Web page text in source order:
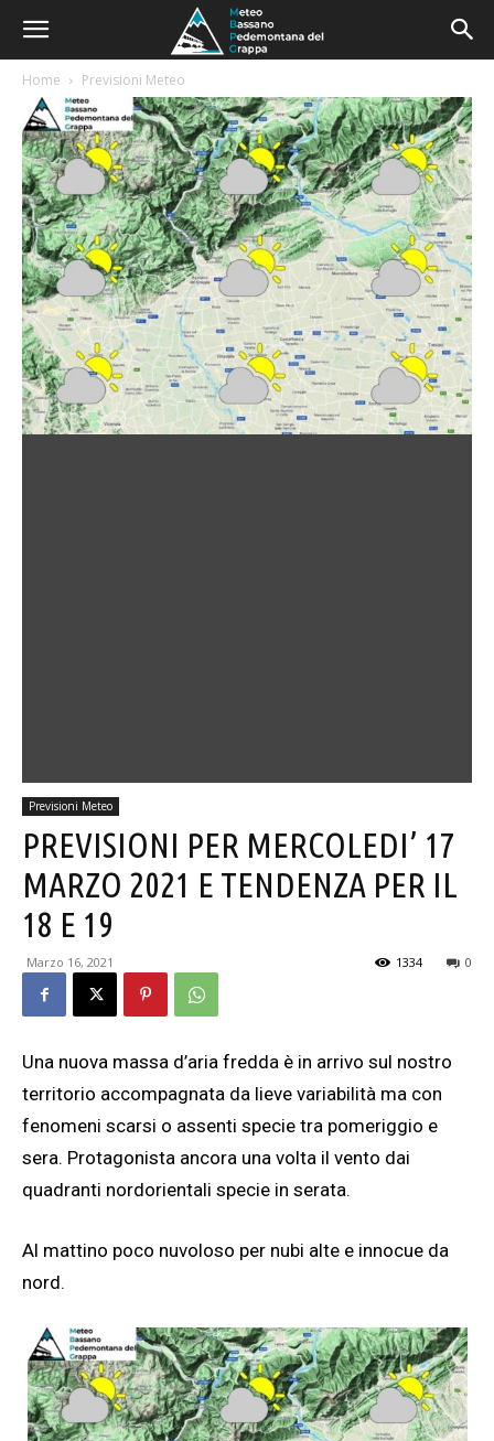
Home Previsioni Meteo
Previsioni Meteo
PREVISIONI PER MERCOLEDI’ 17
MARZO 2021 E TENDENZA PER IL
18 E 19
Marzo 16, 2021 0
1334
Una nuova massa d’aria fredda è in arrivo sul nostro
territorio accompagnata da lieve variabilità ma con
fenomeni scarsi o assenti specie tra pomeriggio e
sera. Protagonista ancora una volta il vento dai
quadranti nordorientali specie in serata.
Al mattino poco nuvoloso per nubi alte e innocue da
nord.